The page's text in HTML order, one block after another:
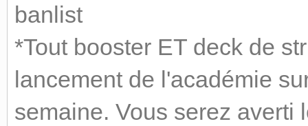
banlist
*Tout booster ET deck de
lancement de l'académie
semaine. Vous serez averti